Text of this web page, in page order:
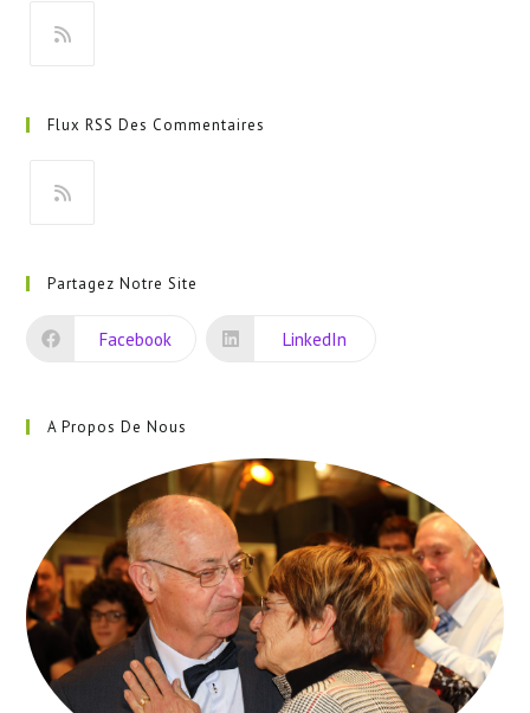
un
onglet
Flux RSS Des Commentaires
un
nouvel
Partagez Notre Site
Facebook LinkedIn
A Propos De Nous